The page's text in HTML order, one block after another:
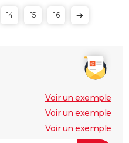
14 15 16
Voir un exemple
Voir un exemple
Voir un exemple